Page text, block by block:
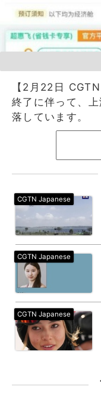
【2月22日
終了に伴って、
落しています。